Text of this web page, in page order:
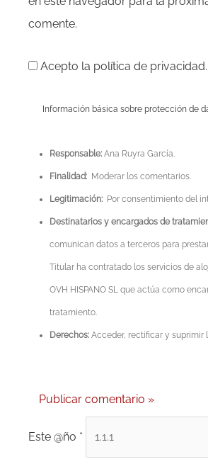
comente.
Acepto la política de privacidad.
Información básica sobre protección de
Responsable: Ana Ruyra García.
Finalidad: Moderar los comentarios.
Legitimación: Por consentimiento del
Destinatarios y encargados de
comunican datos a terceros para
Titular ha contratado los servicios de
OVH HISPANO SL que actúa como
tratamiento.
Derechos: Acceder, rectificar y suprimir
Este @ño *